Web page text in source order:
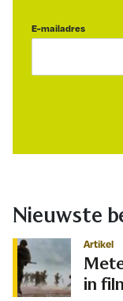
E-mailadres
Nieuwste
Artikel
in